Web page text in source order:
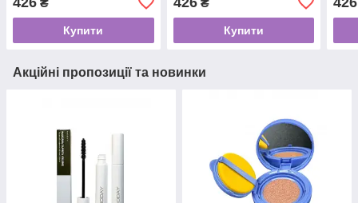
VOLUFORM 10 мл
Купити
Maxi-Lip та VOLUFORM та
спікул 10 мл
Купити
Акційні пропозиції та новинки